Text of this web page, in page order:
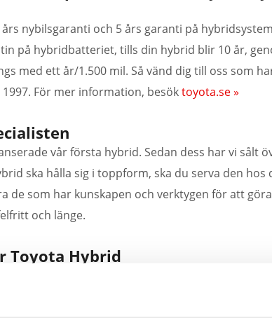
nybilsgaranti och 5 års garanti på
på hybridbatteriet, tills din hybrid blir 10 år,
med ett år/1.500 mil. Så vänd dig till oss som
För mer information, besöktoyota.se »
vår första hybrid. Sedan dess har vi sålt
ska hålla sig i toppform, ska du serva den
de som har kunskapen och verktygen för att
och länge.
Toyota Hybrid
kund allt. Det är därför våra revolutionerande
ägt en Toyota Hybrid en längre tid, är vårt mål
rätt sätt med högsta kvalitet.